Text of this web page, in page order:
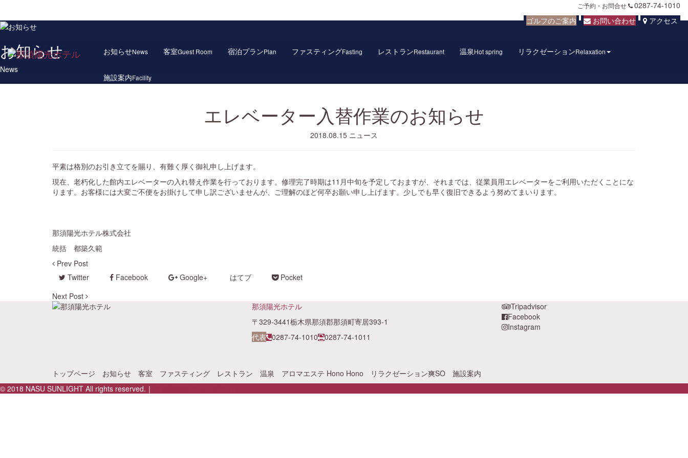
ご予約・お問合せ
0287-74-1010
ゴルフのご案内
お問い合わせ アクセス
お知らせNews 客室Guest Room 宿泊プランPlan ファスティングFasting レストランRestaurant 温泉Hot spring リラクゼーションRelaxation
施設案内Facility
お知らせ
News
エレベーター入替作業のお知らせ
2018.08.15 ニュース
平素は格別のお引き立てを賜り、有難く厚く御礼申し上げます。
現在、老朽化した館内エレベーターの入れ替え作業を行っております。修理完了時期は11月中旬を予定しておますが、それまでは、従業員用エレベーターをご利用いただくことにな
ります。お客様には大変ご不便をお掛けして申し訳ございませんが、ご理解のほど何卒お願い申し上げます。少しでも早く復旧できるよう努めてまいります。
那須陽光ホテル株式会社
統括 都築久範
Prev Post
Twitter
Facebook Google+ はてブ
Pocket
Next Post
那須陽光ホテル
〒329-3441栃木県那須郡那須町寄居393-1
代表 0287-74-1010 0287-74-1011
Tripadvisor
Facebook
Instagram
トップページ お知らせ 客室 ファスティング レストラン 温泉 アロマエステ Hono Hono リラクゼーション爽SO
施設案内
© 2018 NASU SUNLIGHT All rights reserved.｜